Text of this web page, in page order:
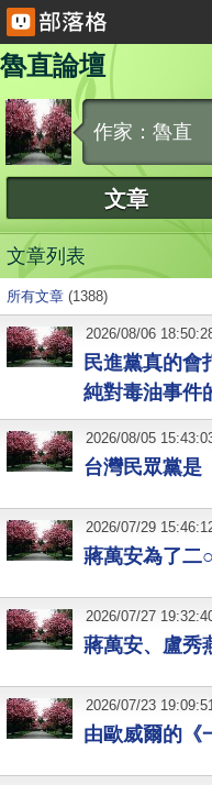
魯直論壇
作家：魯直
文章
文章列表
所有文章 (1388)
民進黨真的
純對毒油事件
2026/08/06
台灣民眾黨是
2026/08/05
蔣萬安為了二
2026/07/29
蔣萬安、盧秀
2026/07/27
由歐威爾的《
2026/07/23